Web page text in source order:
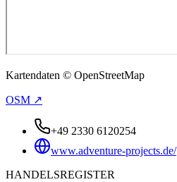
Kartendaten © OpenStreetMap
OSM ↗
+49 2330 6120254
www.adventure-projects.de/
HANDELSREGISTER